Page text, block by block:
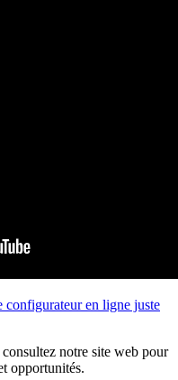
configurateur en ligne juste
notre site web pour
opportunités.